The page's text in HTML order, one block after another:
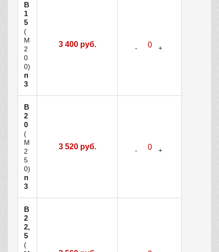
В
1
5
(
М
2
0
0)
п
3
3 400 руб.
В
2
0
(
М
2
5
0)
п
3
3 520 руб.
В
2
2,
5
(